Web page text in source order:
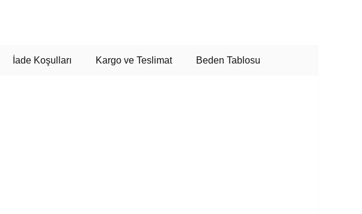
İade Koşulları Kargo ve Teslimat Beden Tablosu